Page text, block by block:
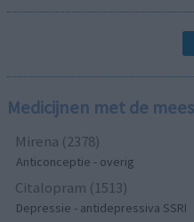
Medicijnen met de
Mirena (2378)
Anticonceptie - overig
Citalopram (1513)
Depressie - antidepressiva SSRI